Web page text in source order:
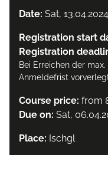
Date: Sat, 13.04.2024
Registration start
Registration
Bei Erreichen der
Anmeldefrist
Course price: from
Due on: Sat,
Place: Ischgl